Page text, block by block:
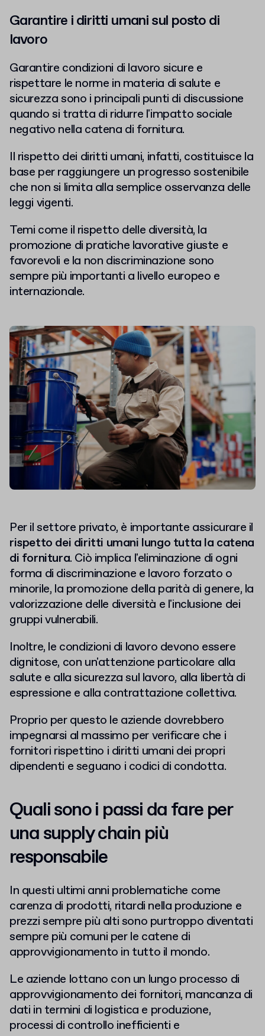
Garantire i diritti umani sul posto di
lavoro
Garantire condizioni di lavoro sicure e
rispettare le norme in materia di salute e
sicurezza sono i principali punti di discussione
quando si tratta di ridurre l'impatto sociale
negativo nella catena di fornitura.
Il rispetto dei diritti umani, infatti, costituisce la
base per raggiungere un progresso sostenibile
che non si limita alla semplice osservanza delle
leggi vigenti.
Temi come il rispetto delle diversità, la
promozione di pratiche lavorative giuste e
favorevoli e la non discriminazione sono
sempre più importanti a livello europeo e
internazionale.
Per il settore privato, è importante assicurare il
rispetto dei diritti umani lungo tutta la catena
di fornitura. Ciò implica l'eliminazione di ogni
forma di discriminazione e lavoro forzato o
minorile, la promozione della parità di genere, la
valorizzazione delle diversità e l'inclusione dei
gruppi vulnerabili.
Inoltre, le condizioni di lavoro devono essere
dignitose, con un'attenzione particolare alla
salute e alla sicurezza sul lavoro, alla libertà di
espressione e alla contrattazione collettiva.
Proprio per questo le aziende dovrebbero
impegnarsi al massimo per verificare che i
fornitori rispettino i diritti umani dei propri
dipendenti e seguano i codici di condotta.
Quali sono i passi da fare per
una supply chain più
responsabile
In questi ultimi anni problematiche come
carenza di prodotti, ritardi nella produzione e
prezzi sempre più alti sono purtroppo diventati
sempre più comuni per le catene di
approvvigionamento in tutto il mondo.
Le aziende lottano con un lungo processo di
approvvigionamento dei fornitori, mancanza di
dati in termini di logistica e produzione,
processi di controllo inefficienti e